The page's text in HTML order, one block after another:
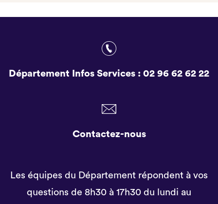
Département Infos Services : 02 96 62 62 22
Contactez-nous
Les équipes du Département répondent à vos
questions de 8h30 à 17h30 du lundi au